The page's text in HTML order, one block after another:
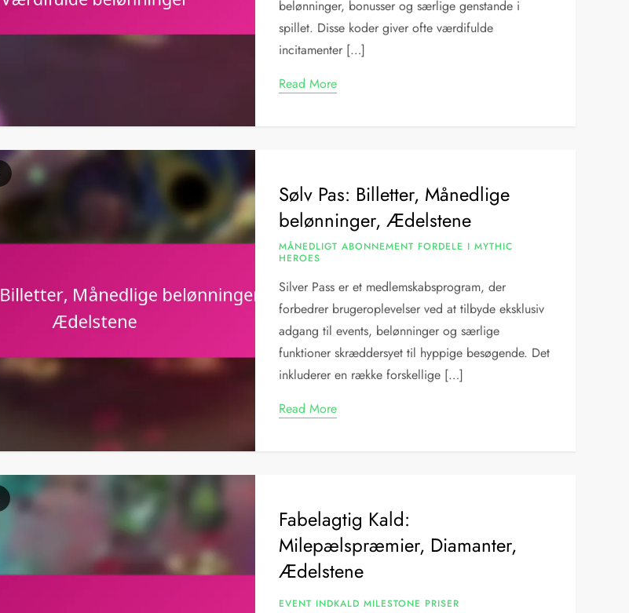
belønninger, bonusser og særlige genstande i
spillet. Disse koder giver ofte værdifulde
incitamenter […]
Read More
Sølv Pas: Billetter, Månedlige
belønninger, Ædelstene
MÅNEDLIGT ABONNEMENT FORDELE I MYTHIC
HEROES
Silver Pass er et medlemskabsprogram, der
forbedrer brugeroplevelser ved at tilbyde eksklusiv
adgang til events, belønninger og særlige
funktioner skræddersyet til hyppige besøgende. Det
inkluderer en række forskellige […]
Read More
Fabelagtig Kald:
Milepælspræmier, Diamanter,
Ædelstene
EVENT INDKALD MILESTONE PRISER